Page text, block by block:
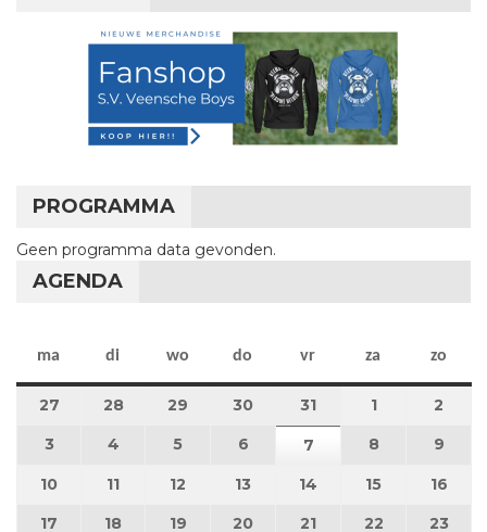
PROGRAMMA
Geen programma data gevonden.
AGENDA
ma maandag
di dinsdag
wo woensdag
do donderdag
vr vrijdag
za zaterdag
zo
27 27 juli 2026
28 28 juli 2026
29 29 juli 2026
30 30 juli 2026
31 31 juli 2026
11 augustus
2
3 3 augustus 2026
4 4 augustus 2026
5 5 augustus 2026
6 6 augustus 2026
7 7 augustus 2026
8 8 augustus
9
10 10 augustus 2026
11 11 augustus 2026
12 12 augustus 2026
13 13 augustus 2026
14 14 augustus 2026
15 15 16
17 17 augustus 2026
18 18 augustus 2026
19 19 augustus 2026
20 20 augustus 2026
21 21 augustus 2026
22 22 23